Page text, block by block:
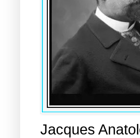
Jacques